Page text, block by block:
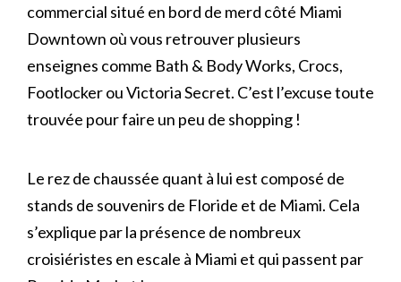
commercial situé en bord de merd côté Miami
Downtown où vous retrouver plusieurs
enseignes comme Bath & Body Works, Crocs,
Footlocker ou Victoria Secret. C’est l’excuse toute
trouvée pour faire un peu de shopping !
Le rez de chaussée quant à lui est composé de
stands de souvenirs de Floride et de Miami. Cela
s’explique par la présence de nombreux
croisiéristes en escale à Miami et qui passent par